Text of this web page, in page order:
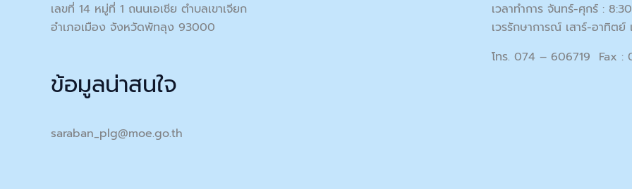
เลขที่ 14 หมู่ที่ 1 ถนนเอเชีย ตำบลเขาเจียก
อำเภอเมือง จังหวัดพัทลุง 93000
ข้อมูลน่าสนใจ
saraban_plg@moe.go.th
เวลาทำการ จันทร์-ศุกร์ :
เวรรักษาการณ์ เสาร์-อาทิต
โทร. 074 – 606719 Fax